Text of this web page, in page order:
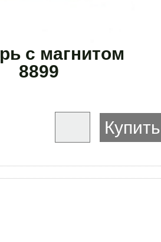
с магнитом
8899
Купить